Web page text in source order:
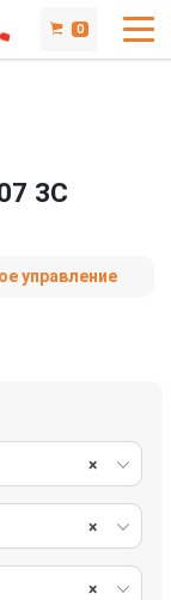
0
3C
управление
×
×
×